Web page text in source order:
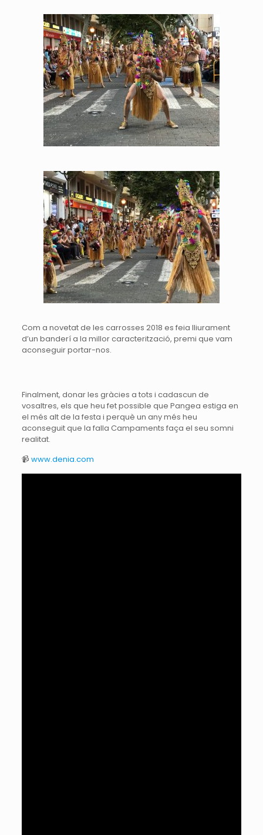
Com a novetat de les carrosses 2018 es feia lliurament
d’un banderí a la millor caracterització, premi que vam
aconseguir portar-nos.
Finalment, donar les gràcies a tots i cadascun de
vosaltres, els que heu fet possible que Pangea estiga en
el més alt de la festa i perquè un any més heu
aconseguit que la falla Campaments faça el seu somni
realitat.
📹 www.denia.com